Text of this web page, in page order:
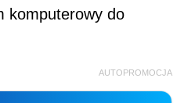
komputerowy do
AUTOPROMOCJA